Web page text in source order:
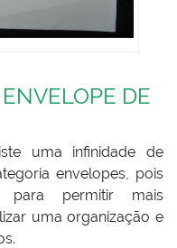
DE
uma infinidade de
envelopes, pois
para permitir mais
uma organização e